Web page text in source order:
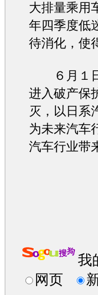
大排量乘用
年四季度低
待消化，使
６月１日
进入破产保
灭，以日系
为未来汽车
汽车行业带
我
网页